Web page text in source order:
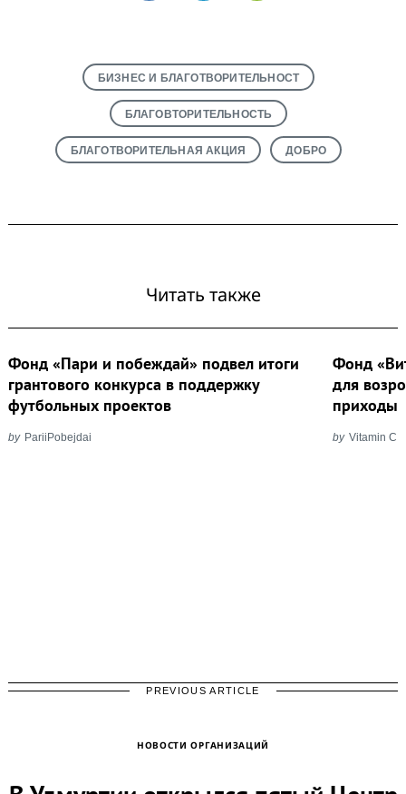
БИЗНЕС И БЛАГОТВОРИТЕЛЬНОСТ
БЛАГОВТОРИТЕЛЬНОСТЬ
БЛАГОТВОРИТЕЛЬНАЯ АКЦИЯ ДОБРО
Читать также
Фонд «Пари и побеждай» подвел итоги
грантового конкурса в поддержку
футбольных проектов
by PariiPobejdai
Фонд
для
приходы
by Vitamin C
PREVIOUS ARTICLE
НОВОСТИ ОРГАНИЗАЦИЙ